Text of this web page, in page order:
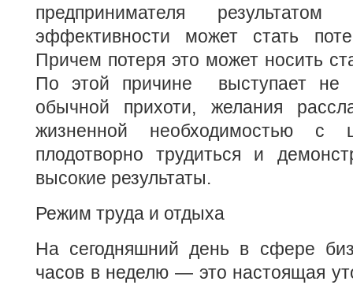
предпринимателя
эффективности может стать
Причем потеря это может носить
По этой причине выступает не
обычной прихоти, желания
жизненной необходимостью с
плодотворно трудиться и
высокие результаты.
Режим труда и отдыха
На сегодняшний день в сфере
часов в неделю — это настоящая